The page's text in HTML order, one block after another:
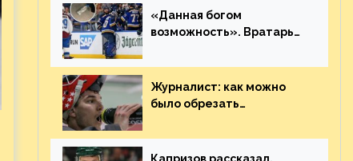
«Данная богом
возможность». Вратарь
о броске бутылкой в
Кадри
Журналист: как можно
было обрезать
Деанджело? Плохая
работа, ESPN